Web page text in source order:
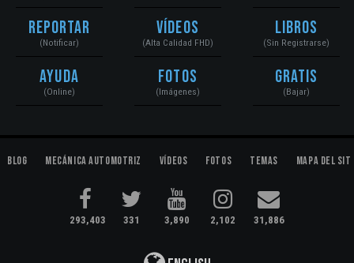
Reportar
(Notificar)
Ayuda
(Online)
Vídeos
(Alta Calidad FHD)
Fotos
(Imágenes)
Libros
(Sin Registrarse)
Gratis
(Bajar)
Blog Mecánica Automotriz Vídeos Fotos Temas Mapa del
293,403 331 3,890 2,102 31,886